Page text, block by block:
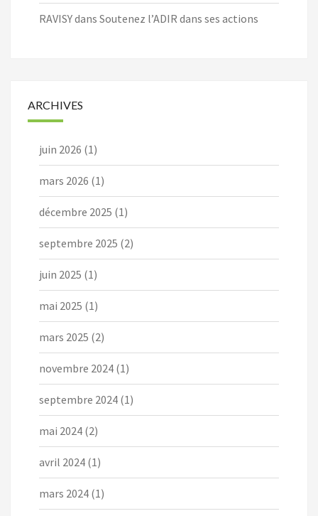
RAVISYdans Soutenez l’ADIR dans ses actions
ARCHIVES
juin 2026 (1)
mars 2026 (1)
décembre 2025 (1)
septembre 2025 (2)
juin 2025 (1)
mai 2025 (1)
mars 2025 (2)
novembre 2024 (1)
septembre 2024 (1)
mai 2024 (2)
avril 2024 (1)
mars 2024 (1)